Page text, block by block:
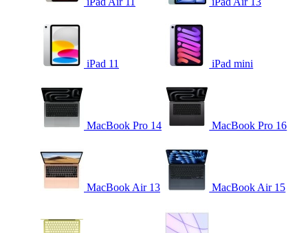
iPad 11 iPad mini
MacBook Pro 14 MacBook Pro 16
MacBook Air 13 MacBook Air 15